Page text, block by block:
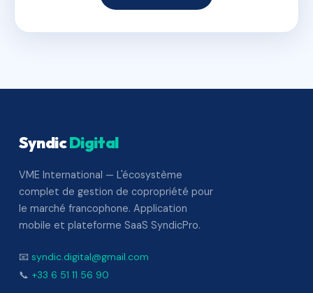
SyndicDigital
VME International — L'écosystème
complet de gestion de copropriété pour
le marché francophone. Application
mobile et plateforme SaaS SyndicPro.
📧 syndic.digital@gmail.com
📞 +33 6 51 11 56 90